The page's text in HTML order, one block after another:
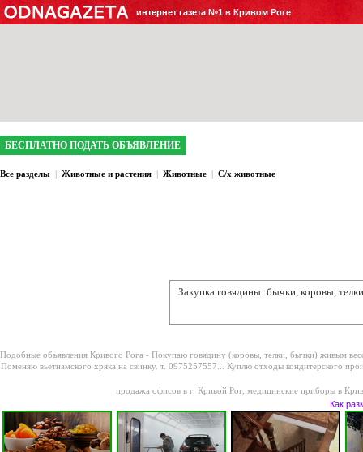
интернет газета №1 в Кривом Роге
БЕСПЛАТНО ПОДАТЬ ОБЪЯВЛЕНИЕ
Все разделы | Животные и растения | Животные | С/х животные
Закупка говядины: бычки, коровы,
Подобные объявления Кривого Рога - Покупаю говядину (коровы, телки, бычки) живым
Поменяю вьетнамского хряка на свинку. т. 0975257557... Куплю отходы кондитерского
продажа офисов в г. Кривой Рог, медицинские приборы в
Как